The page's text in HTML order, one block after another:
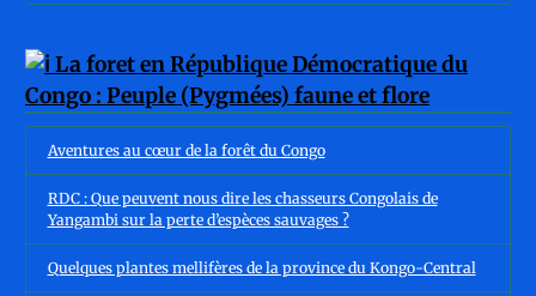
Aventures au cœur de la forêt du Congo
RDC : Que peuvent nous dire les chasseurs Congolais de
Yangambi sur la perte d’espèces sauvages ?
Quelques plantes mellifères de la province du Kongo-Central